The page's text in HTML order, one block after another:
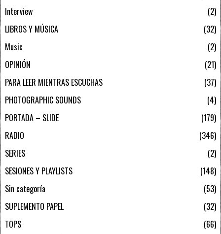
Interview
2
LIBROS Y MÚSICA
32
Music
2
OPINIÓN
21
PARA LEER MIENTRAS ESCUCHAS
37
PHOTOGRAPHIC SOUNDS
4
PORTADA – SLIDE
179
RADIO
346
SERIES
2
SESIONES Y PLAYLISTS
148
Sin categoría
53
SUPLEMENTO PAPEL
32
TOPS
66